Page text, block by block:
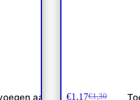
aan €1,30
€1,17